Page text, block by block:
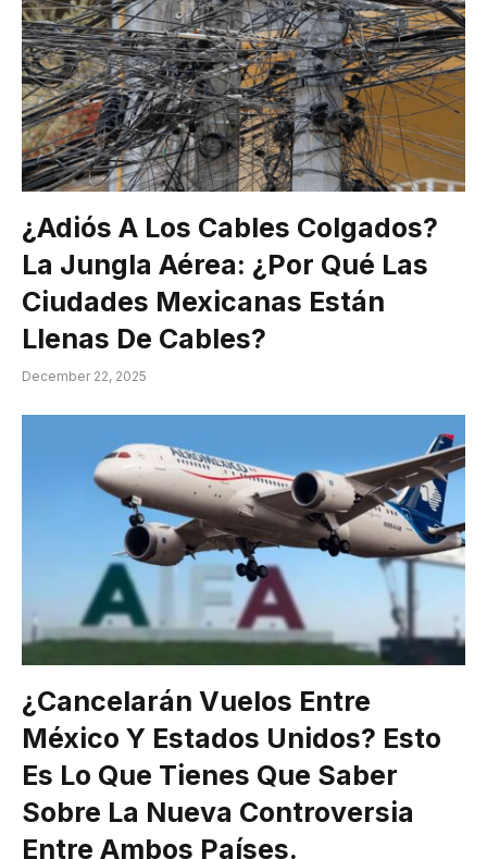
¿Adiós A Los Cables Colgados?
La Jungla Aérea: ¿Por Qué Las
Ciudades Mexicanas Están
Llenas De Cables?
December 22, 2025
¿Cancelarán Vuelos Entre
México Y Estados Unidos? Esto
Es Lo Que Tienes Que Saber
Sobre La Nueva Controversia
Entre Ambos Países.